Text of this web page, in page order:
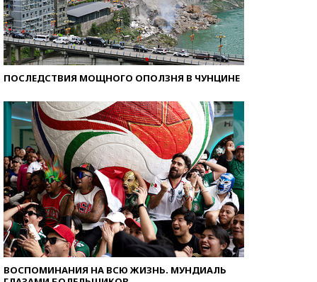
ПОСЛЕДСТВИЯ МОЩНОГО ОПОЛЗНЯ В ЧУНЦИНЕ
ВОСПОМИНАНИЯ НА ВСЮ ЖИЗНЬ. МУНДИАЛЬ